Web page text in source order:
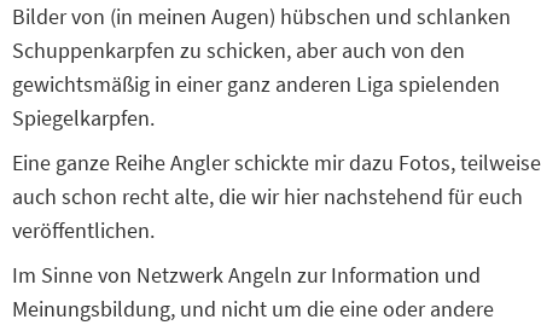
Bilder von (in meinen Augen) hübschen und schlanken
Schuppenkarpfen zu schicken, aber auch von den
gewichtsmäßig in einer ganz anderen Liga spielenden
Spiegelkarpfen.
Eine ganze Reihe Angler schickte mir dazu Fotos, teilweise
auch schon recht alte, die wir hier nachstehend für euch
veröffentlichen.
Im Sinne von Netzwerk Angeln zur Information und
Meinungsbildung, und nicht um die eine oder andere